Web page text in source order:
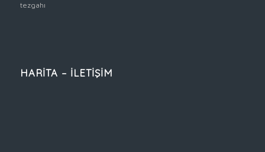
tezgahı
HARİTA – İLETİŞİM